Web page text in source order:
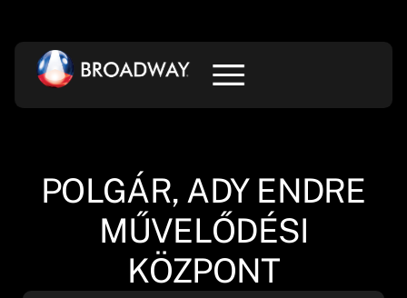
POLGÁR, ADY ENDRE
MŰVELŐDÉSI
KÖZPONT